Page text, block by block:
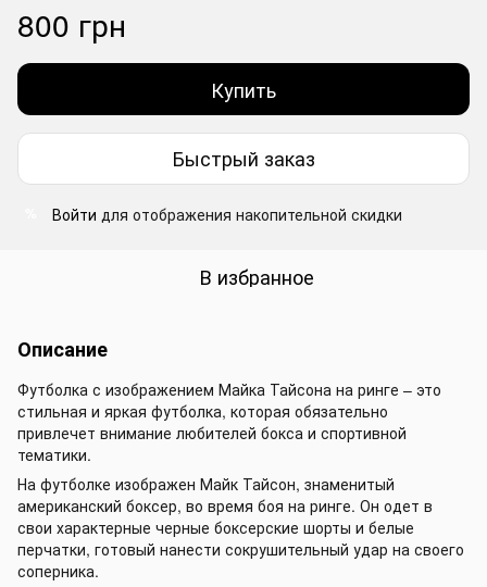
800 грн
Купить
Быстрый заказ
Войти для отображения накопительной скидки
В избранное
Описание
Футболка с изображением Майка Тайсона на ринге – это
стильная и яркая футболка, которая обязательно
привлечет внимание любителей бокса и спортивной
тематики.
На футболке изображен Майк Тайсон, знаменитый
американский боксер, во время боя на ринге. Он одет в
свои характерные черные боксерские шорты и белые
перчатки, готовый нанести сокрушительный удар на своего
соперника.